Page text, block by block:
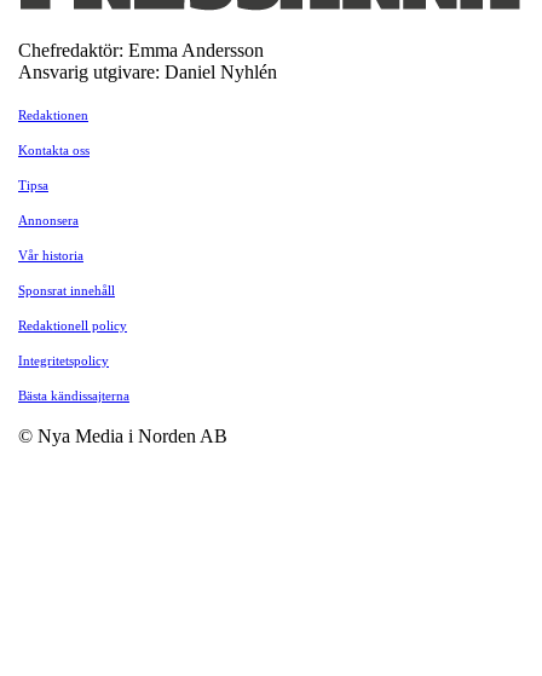
Chefredaktör: Emma Andersson
Ansvarig utgivare: Daniel Nyhlén
Redaktionen
Kontakta oss
Tipsa
Annonsera
Vår historia
Sponsrat innehåll
Redaktionell policy
Integritetspolicy
Bästa kändissajterna
© Nya Media i Norden AB